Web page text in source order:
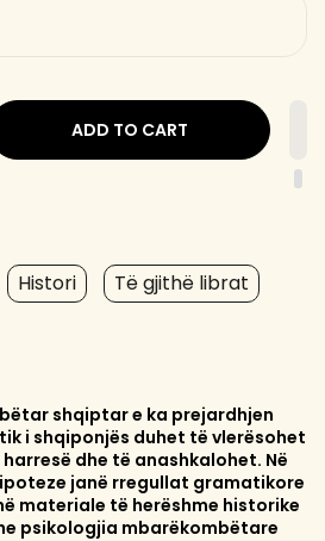
ADD TO CART
Histori Të gjithë librat
shqiptar e ka prejardhjen
i shqiponjës duhet të vlerësohet
dhe të anashkalohet. Në
janë rregullat gramatikore
materiale të herëshme historike
psikologjia mbarëkombëtare